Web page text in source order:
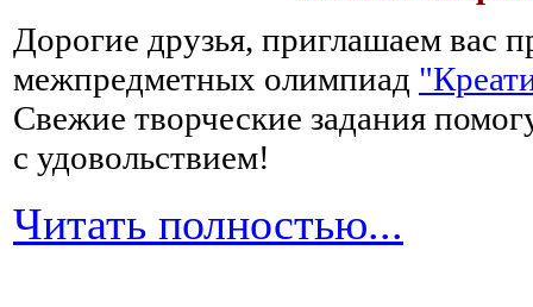
Дорогие друзья, приглашаем вас
межпредметных олимпиад
Свежие творческие задания
с удовольствием!
Читать полностью...